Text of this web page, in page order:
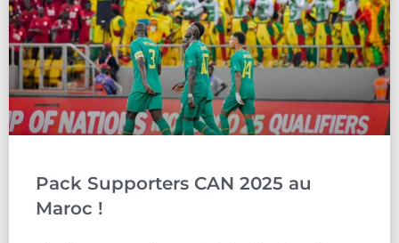
Pack Supporters CAN 2025 au
Maroc !